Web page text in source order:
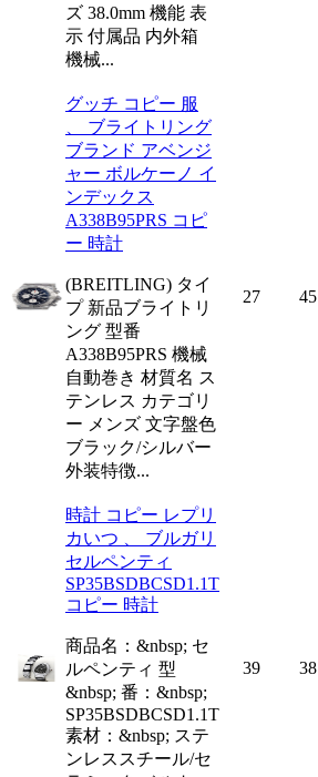
ズ 38.0mm 機能 表
示 付属品 内外箱
機械...
グッチ コピー 服
、 ブライトリング
ブランド アベンジ
ャー ボルケーノ イ
ンデックス
A338B95PRS コピ
ー 時計
(BREITLING) タイ
プ 新品ブライトリ
ング 型番
A338B95PRS 機械
自動巻き 材質名 ス
テンレス カテゴリ
ー メンズ 文字盤色
ブラック/シルバー
外装特徴...
27 45
時計 コピー レプリ
カいつ 、 ブルガリ
セルペンティ
SP35BSDBCSD1.1T
コピー 時計
商品名：&nbsp; セ
ルペンティ 型
&nbsp; 番：&nbsp;
SP35BSDBCSD1.1T
素材：&nbsp; ステ
ンレススチール/セ
39 38